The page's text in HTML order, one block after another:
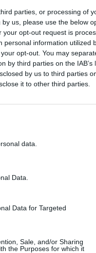
parties, or processing of
us, please use the below
opt-out request is
information utilized
opt-out. You may
by third parties on the IAB’s
by us to third parties
it to other third parties.
data.
Data.
Data for Targeted
Sale, and/or Sharing
the Purposes for which it
iPhone
>
közötti
egy
try-